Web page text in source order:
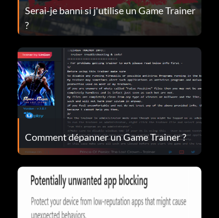
Serai-je banni si j'utilise un Game Trainer
?
Comment dépanner un Game Trainer ?